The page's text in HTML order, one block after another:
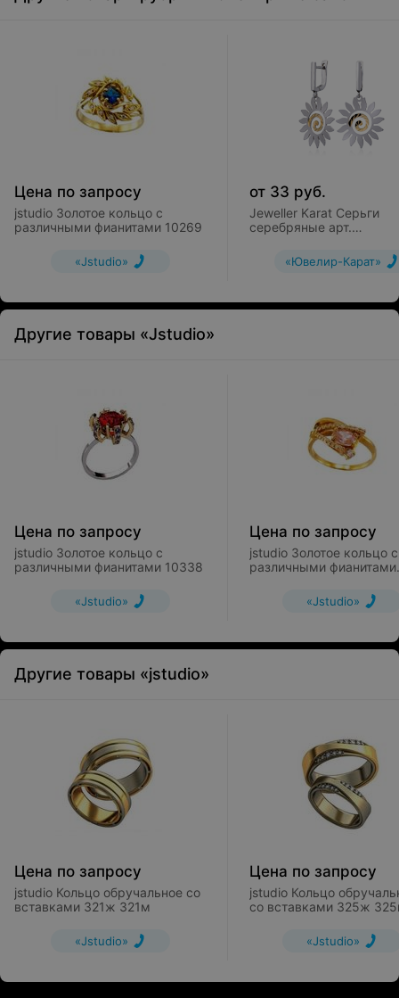
Цена по запросу
jstudio Золотое кольцо с
различными фианитами 10269
«Jstudio»
от 33 руб.
Jeweller Karat Серьги
серебряные арт.
«Ювелир-Карат»
Другие товары «Jstudio»
Цена по запросу
jstudio Золотое кольцо с
различными фианитами 10338
«Jstudio»
Цена по запросу
jstudio Золотое кольцо с
различными фианитами
«Jstudio»
Другие товары «jstudio»
Цена по запросу
jstudio Кольцо обручальное со
вставками 321ж 321м
«Jstudio»
Цена по запросу
jstudio Кольцо обручальное
со вставками 325ж
«Jstudio»